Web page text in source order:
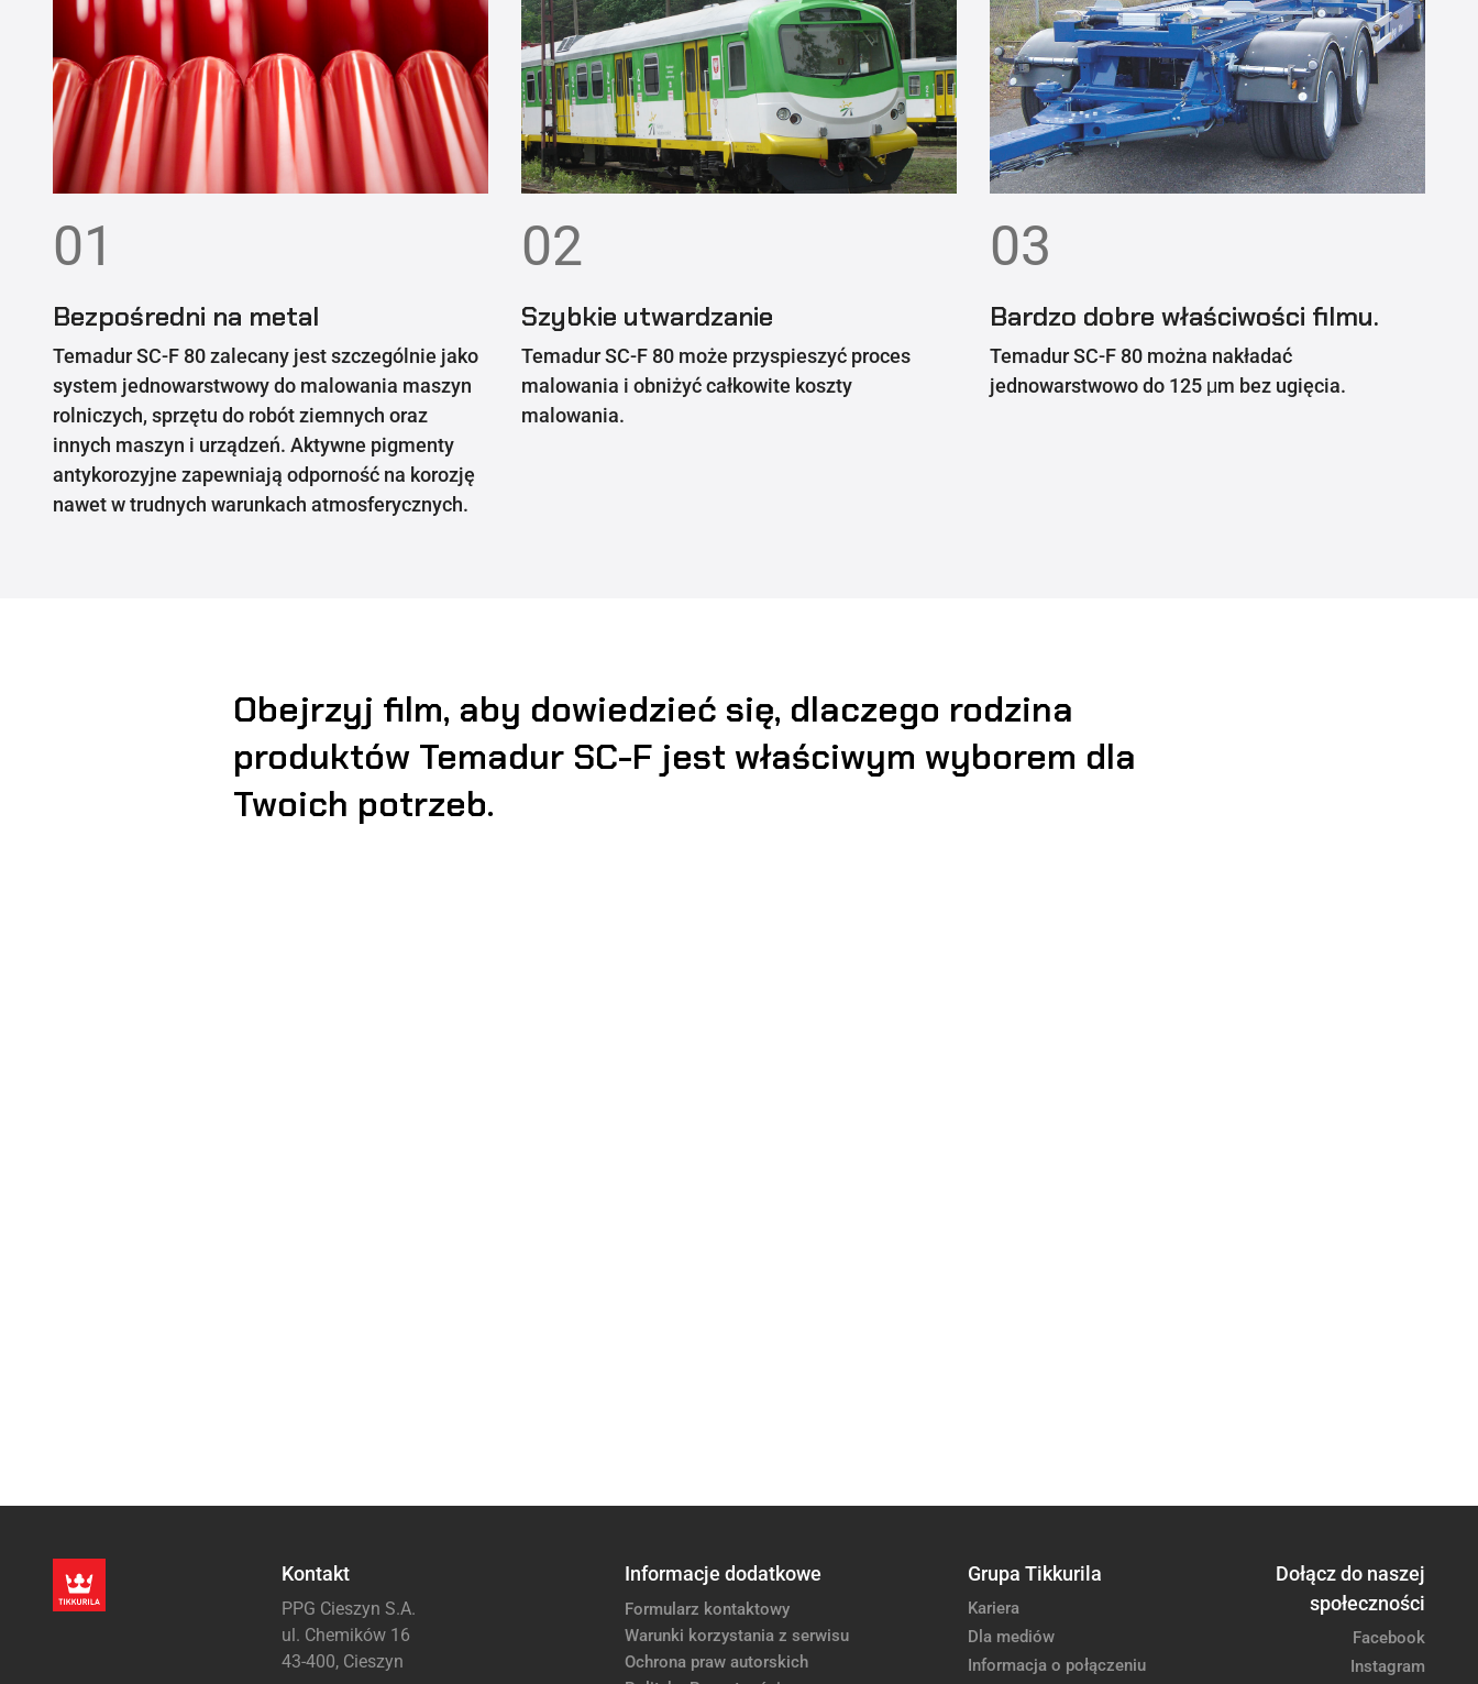
01
Bezpośredni na metal
Temadur SC-F 80 zalecany jest szczególnie jako
system jednowarstwowy do malowania maszyn
rolniczych, sprzętu do robót ziemnych oraz
innych maszyn i urządzeń. Aktywne pigmenty
antykorozyjne zapewniają odporność na korozję
nawet w trudnych warunkach atmosferycznych.
02
Szybkie utwardzanie
Temadur SC-F 80 może przyspieszyć proces
malowania i obniżyć całkowite koszty
malowania.
03
Bardzo dobre właściwości filmu.
Temadur SC-F 80 można nakładać
jednowarstwowo do 125 μm bez ugięcia.
Obejrzyj film, aby dowiedzieć się, dlaczego rodzina
produktów Temadur SC-F jest właściwym wyborem dla
Twoich potrzeb.
Kontakt
PPG Cieszyn S.A.
ul. Chemików 16
43-400, Cieszyn
Informacje dodatkowe
Formularz kontaktowy
Warunki korzystania z serwisu
Ochrona praw autorskich
Grupa Tikkurila
Kariera
Dla mediów
Informacja o połączeniu
Dołącz do naszej
społeczności
Facebook
Instagram